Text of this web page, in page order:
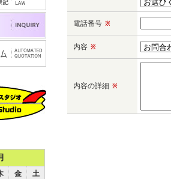
電話番号 ※
内容 ※
内容の詳細 ※
金
土